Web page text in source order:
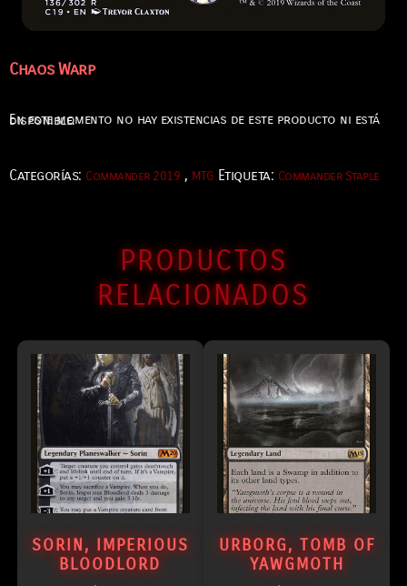
Chaos Warp
En este momento no hay existencias de este producto ni está disponible.
Categorías: Commander 2019 , MTG Etiqueta: Commander Staple
PRODUCTOS
RELACIONADOS
SORIN, IMPERIOUS
BLOODLORD
URBORG, TOMB OF
YAWGMOTH